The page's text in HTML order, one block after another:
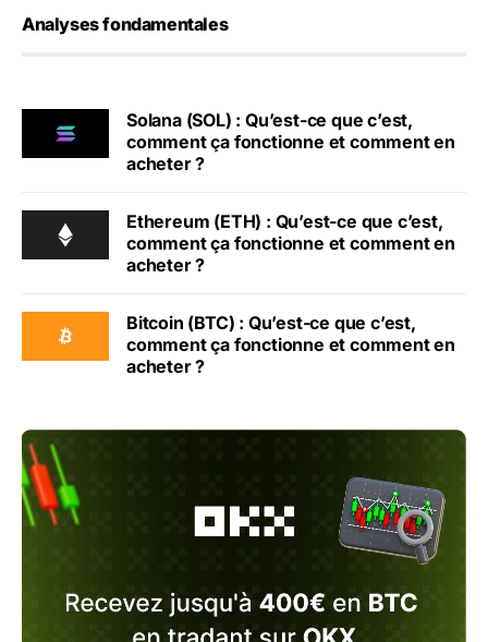
Analyses fondamentales
Solana (SOL) : Qu’est-ce que c’est,
comment ça fonctionne et comment en
acheter ?
Ethereum (ETH) : Qu’est-ce que c’est,
comment ça fonctionne et comment en
acheter ?
Bitcoin (BTC) : Qu’est-ce que c’est,
comment ça fonctionne et comment en
acheter ?